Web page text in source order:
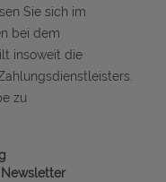
Sie sich im
bei dem
insoweit die
zu